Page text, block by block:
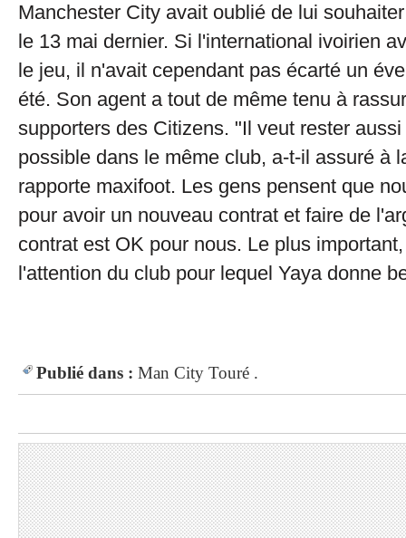
Manchester City avait oublié de lui
le 13 mai dernier. Si l'international ivoirien
le jeu, il n'avait cependant pas écarté un
été. Son agent a tout de même tenu à
supporters des Citizens. "Il veut rester
possible dans le même club, a-t-il assuré à
rapporte maxifoot. Les gens pensent que
pour avoir un nouveau contrat et faire de
contrat est OK pour nous. Le plus
l'attention du club pour lequel Yaya donne
Publié dans : Man City Touré .